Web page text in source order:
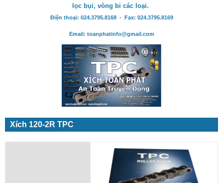
lọc bụi, vòng bi các loại.
Điện thoại: 024.3795.8168 - Fax: 024.3795.8169
Email: toanphatinfo@gmail.com
Xích 120-2R TPC